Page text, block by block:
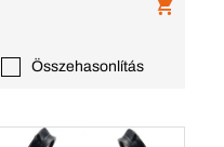
Összehasonlítás